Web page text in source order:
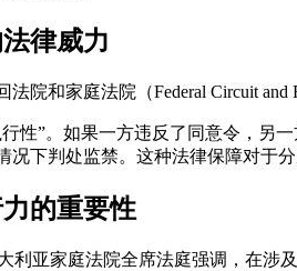
律威力
院和家庭法院（Federal Circuit
性”。如果一方违反了同意令，另
况下判处监禁。这种法律保障对于
的重要性
利亚家庭法院全席法庭强调，在